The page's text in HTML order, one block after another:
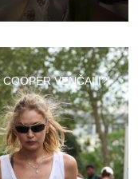
VENČALI?